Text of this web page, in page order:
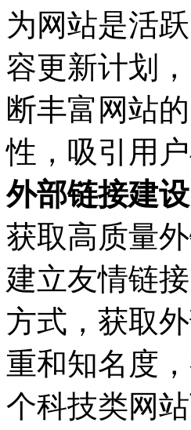
为网站是活
容更新计划
断丰富网站
性，吸引用户
外部链接建设
获取高质量
建立友情链
方式，获取
重和知名度
个科技类网